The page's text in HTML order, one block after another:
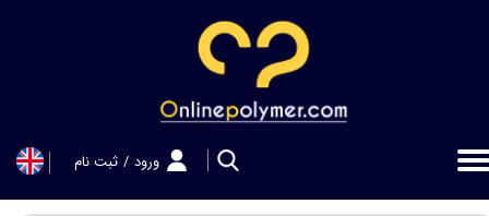
ورود / ثبت نام
سفارشات
خروج از حساب کاربری